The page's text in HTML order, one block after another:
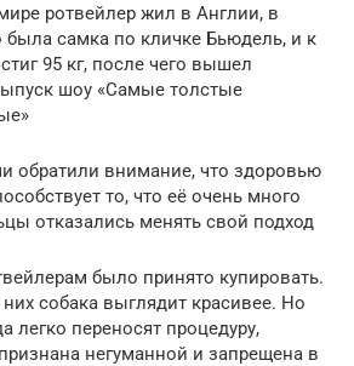
ротвейлер жил в Англии, в
была самка по кличке Бьюдель, и к
95 кг, после чего вышел
шоу «Самые толстые
обратили внимание, что здоровью
то, что её очень много
отказались менять свой подход
было принято купировать.
собака выглядит красивее. Но
легко переносят процедуру,
негуманной и запрещена в